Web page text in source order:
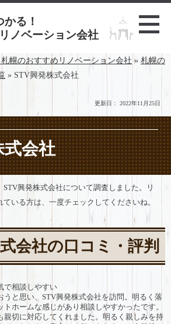
る！
ノベーション会社
幌のおすすめリノベーション会社 » 札幌の
» STV興発株式会社
更新日： 2022年11月25日
式会社
興発株式会社について調査しました。リ
いる方は、一度チェックしてくださいね。
会社の口コミ・評判
で相談しやすい
うと思い、STV興発株式会社を訪問。明るく落
トホームな感じがあり相談しやすかったです。
親切に対応してくれました。明るく親しみを持